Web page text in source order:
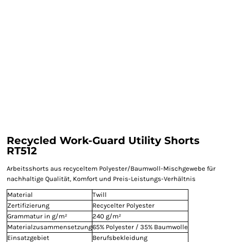
Recycled Work-Guard Utility Shorts
RT512
Arbeitsshorts aus recyceltem Polyester/Baumwoll-Mischgewebe für
nachhaltige Qualität, Komfort und Preis-Leistungs-Verhältnis
Material
Twill
Zertifizierung
Recycelter Polyester
Grammatur in g/m²
240 g/m²
Materialzusammensetzung65% Polyester / 35% Baumwolle
Einsatzgebiet
Berufsbekleidung